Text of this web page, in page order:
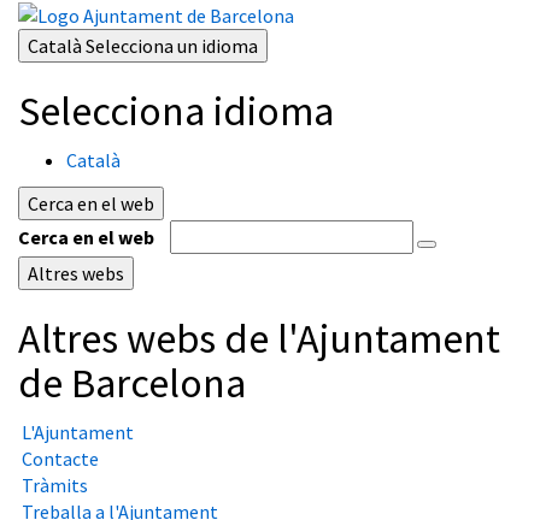
Català Selecciona un idioma
Selecciona idioma
Català
Cerca en el web
Cerca en el web
Altres webs
Altres webs de l'Ajuntament
de Barcelona
L'Ajuntament
Contacte
Tràmits
Treballa a l'Ajuntament